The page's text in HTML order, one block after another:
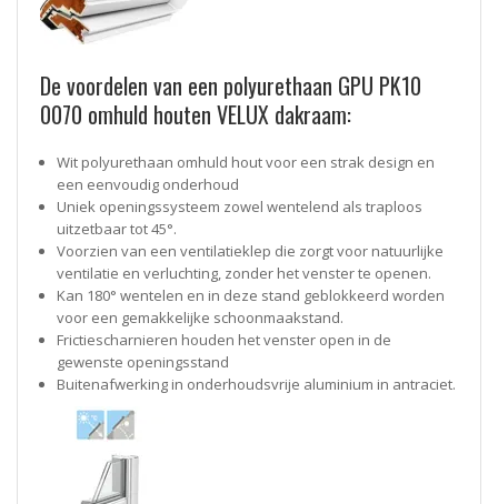
De voordelen van een polyurethaan GPU PK10
0070 omhuld houten VELUX dakraam:
Wit polyurethaan omhuld hout voor een strak design en
een eenvoudig onderhoud
Uniek openingssysteem zowel wentelend als traploos
uitzetbaar tot 45°.
Voorzien van een ventilatieklep die zorgt voor natuurlijke
ventilatie en verluchting, zonder het venster te openen.
Kan 180° wentelen en in deze stand geblokkeerd worden
voor een gemakkelijke schoonmaakstand.
Frictiescharnieren houden het venster open in de
gewenste openingsstand
Buitenafwerking in onderhoudsvrije aluminium in antraciet.